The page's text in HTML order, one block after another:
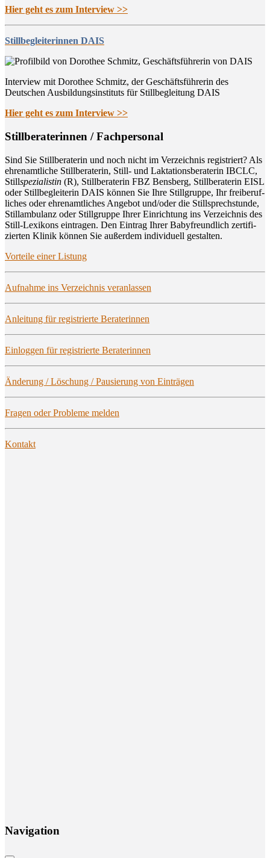
Hier geht es zum Interview >>
Stillbegleiterinnen DAIS
Interview mit Dorothee Schmitz, der Geschäftsführerin des
Deutschen Ausbildungsinstituts für Stillbegleitung DAIS
Hier geht es zum Interview >>
Still­be­ra­te­rin­nen / Fachpersonal
Sind Sie Still­be­ra­te­rin und noch nicht im Ver­zeich­nis regis­triert? Als
ehren­amt­li­che Still­be­ra­te­rin, Still- und Lak­ta­ti­ons­be­ra­te­rin IBCLC,
Stillspe­zia­lis­tin (R), Still­be­ra­te­rin FBZ Bens­berg, Still­be­ra­te­rin EISL
oder Still­be­glei­te­rin DAIS kön­nen Sie Ihre Still­grup­pe, Ihr frei­be­ruf­
li­ches oder ehren­amt­li­ches Ange­bot und/oder die Still­sprech­stun­de,
Still­am­bu­lanz oder Still­grup­pe Ihrer Ein­rich­tung ins Ver­zeich­nis des
Still-Lexi­kons ein­tra­gen. Den Ein­trag Ihrer Baby­freund­lich zer­ti­fi­
zier­ten Kli­nik kön­nen Sie außer­dem indi­vi­du­ell gestalten.
Vor­tei­le einer Listung
Auf­nah­me ins Ver­zeich­nis veranlassen
Anlei­tung für regis­trier­te Beraterinnen
Ein­log­gen für regis­trier­te Beraterinnen
Ände­rung / Löschung / Pau­sie­rung von Einträgen
Fra­gen oder Pro­ble­me melden
Kon­takt
Navi­ga­ti­on